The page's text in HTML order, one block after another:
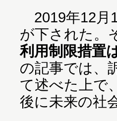
2019年12月
が下された。
利用制限措置
の記事では、
て述べた上で
後に未来の社